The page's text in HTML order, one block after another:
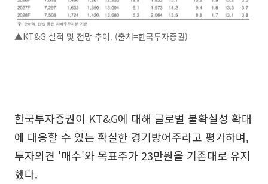
▲KT&G 실적 및 전망 추이. (출처=한국투자증권)
한국투자증권이 KT&G에 대해 글로벌 불확실성 확대
에 대응할 수 있는 확실한 경기방어주라고 평가하며,
투자의견 '매수'와 목표주가 23만원을 기존대로 유지
했다.